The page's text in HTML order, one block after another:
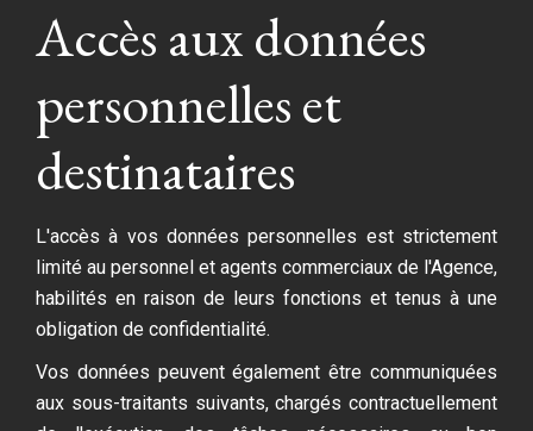
Accès aux données
personnelles et
destinataires
L'accès à vos données personnelles est strictement
limité au personnel et agents commerciaux de l'Agence,
habilités en raison de leurs fonctions et tenus à une
obligation de confidentialité.
Vos données peuvent également être communiquées
aux sous-traitants suivants, chargés contractuellement